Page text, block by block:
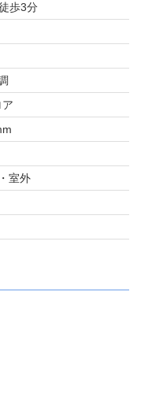
歩3分
室外